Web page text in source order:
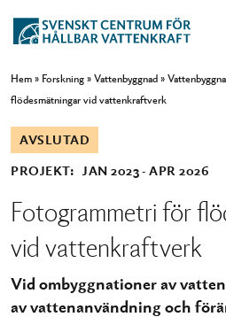
Hem» Forskning»Vattenbyggnad»
flödesmätningar vid vattenkraftverk
PROJEKT: JAN 2023 APR 2026
AVSLUTAD
Fotogrammetri för
vid vattenkraftverk
Vid ombyggnationer av
av vattenanvändning och